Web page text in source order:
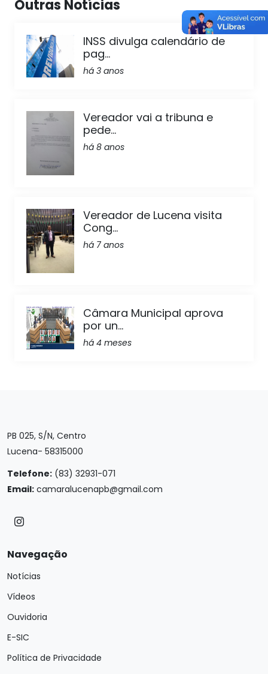
Outras Notícias
INSS divulga calendário de
pag...
há 3 anos
Vereador vai a tribuna e
pede...
há 8 anos
Vereador de Lucena visita
Cong...
há 7 anos
Câmara Municipal aprova
por un...
há 4 meses
PB 025, S/N, Centro
Lucena- 58315000
Telefone: (83) 32931-071
Email: camaralucenapb@gmail.com
Navegação
Notícias
Vídeos
Ouvidoria
E-SIC
Política de Privacidade